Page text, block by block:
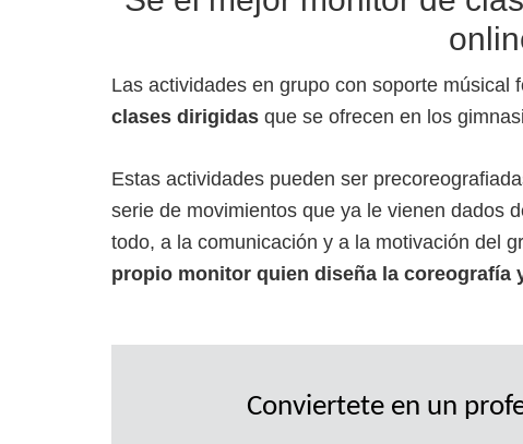
Las actividades en grupo con soporte músical
clases dirigidas que se ofrecen en los
Estas actividades pueden ser
serie de movimientos que ya le vienen dados
todo, a la comunicación y a la motivación del
propio monitor quien diseña la coreografía
Conviertete en un